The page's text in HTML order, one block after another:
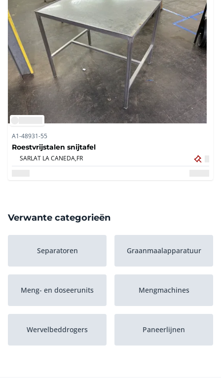
A1-48931-55
Roestvrijstalen snijtafel
SARLAT LA CANEDA,FR
Verwante categorieën
Separatoren Graanmaalapparatuur
Meng- en doseerunits Mengmachines
Wervelbeddrogers Paneerlijnen